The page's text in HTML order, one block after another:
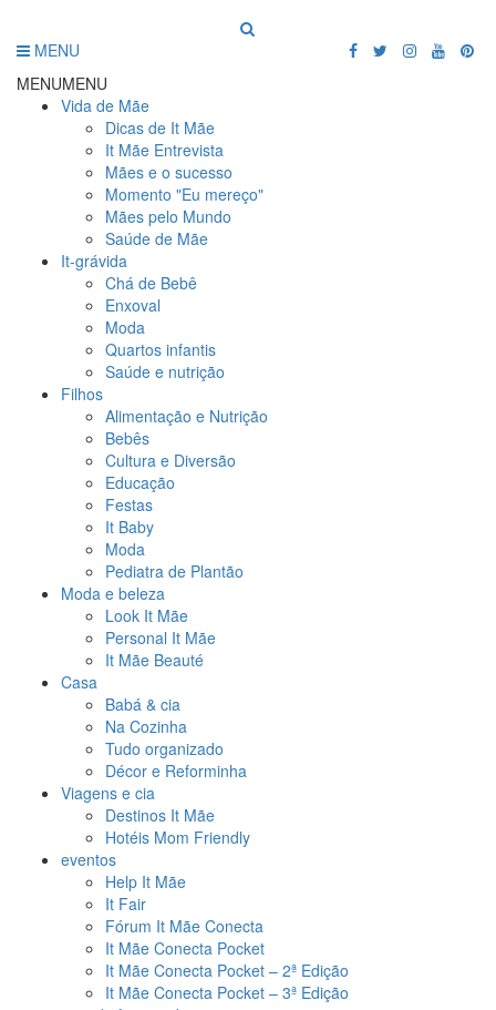
MENU
MENUMENU
Vida de Mãe
Dicas de It Mãe
It Mãe Entrevista
Mães e o sucesso
Momento "Eu mereço"
Mães pelo Mundo
Saúde de Mãe
It-grávida
Chá de Bebê
Enxoval
Moda
Quartos infantis
Saúde e nutrição
Filhos
Alimentação e Nutrição
Bebês
Cultura e Diversão
Educação
Festas
It Baby
Moda
Pediatra de Plantão
Moda e beleza
Look It Mãe
Personal It Mãe
It Mãe Beauté
Casa
Babá & cia
Na Cozinha
Tudo organizado
Décor e Reforminha
Viagens e cia
Destinos It Mãe
Hotéis Mom Friendly
eventos
Help It Mãe
It Fair
Fórum It Mãe Conecta
It Mãe Conecta Pocket
It Mãe Conecta Pocket – 2ª Edição
It Mãe Conecta Pocket – 3ª Edição